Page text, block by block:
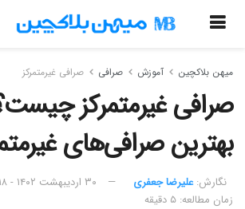
میهن بلاکچین آموزش صرافی صرافی غیرمتمرکز
صرافی غیرمتمرکز
بهترین صرافی‌های
نگارش:‌ علیرضا جعفری
۳۰ اردیبهشت ۱۴۰۲ - ۱۷:۱۸
زمان مطالعه: ۵ دقیقه